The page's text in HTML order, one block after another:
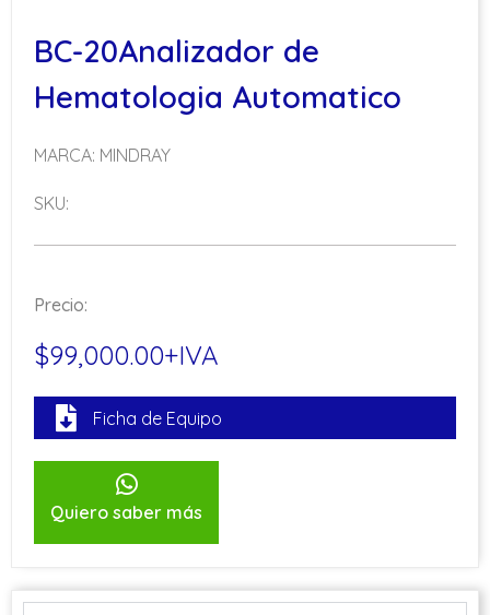
BC-20Analizador de
Hematologia Automatico
MARCA: MINDRAY
SKU:
Precio:
$99,000.00+IVA
Ficha de Equipo
Quiero saber más